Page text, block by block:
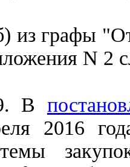
из графы
N 2
В
2016